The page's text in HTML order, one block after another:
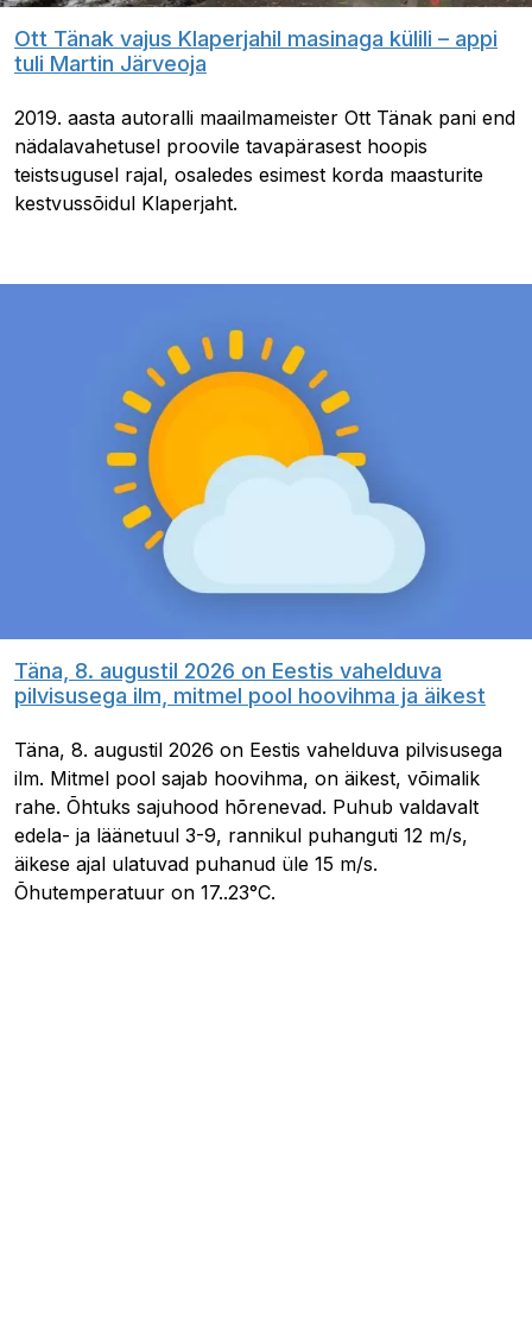
Ott Tänak vajus Klaperjahil masinaga külili – appi
tuli Martin Järveoja
2019. aasta autoralli maailmameister Ott Tänak pani end
nädalavahetusel proovile tavapärasest hoopis
teistsugusel rajal, osaledes esimest korda maasturite
kestvussõidul Klaperjaht.
Täna, 8. augustil 2026 on Eestis vahelduva
pilvisusega ilm, mitmel pool hoovihma ja äikest
Täna, 8. augustil 2026 on Eestis vahelduva pilvisusega
ilm. Mitmel pool sajab hoovihma, on äikest, võimalik
rahe. Õhtuks sajuhood hõrenevad. Puhub valdavalt
edela- ja läänetuul 3-9, rannikul puhanguti 12 m/s,
äikese ajal ulatuvad puhanud üle 15 m/s.
Õhutemperatuur on 17..23°C.